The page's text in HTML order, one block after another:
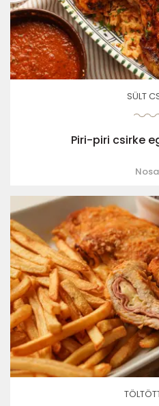
SÜLT
Piri-piri csirke